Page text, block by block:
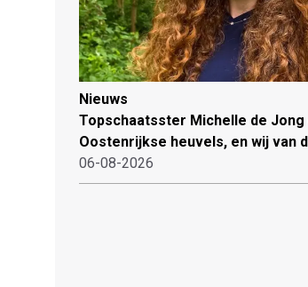
Nieuws
Topschaatsster Michelle de
Oostenrijkse heuvels, en wij van
06-08-2026